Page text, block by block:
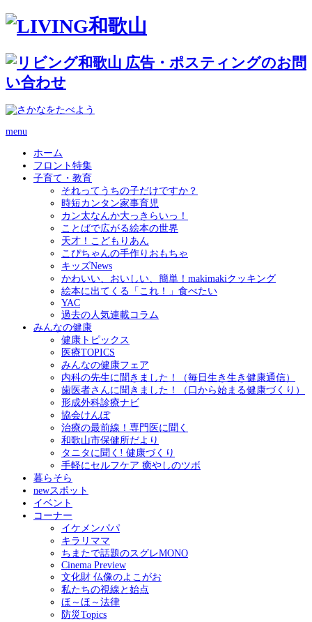
menu
ホーム
フロント特集
子育て・教育
それってうちの子だけですか？
時短カンタン家事育児
カン太なんか大っきらいっ！
ことばで広がる絵本の世界
天才！こどもりあん
こぴちゃんの手作りおもちゃ
キッズNews
かわいい、おいしい、簡単！makimakiクッキング
絵本に出てくる「これ！」食べたい
YAC
過去の人気連載コラム
みんなの健康
健康トピックス
医療TOPICS
みんなの健康フェア
内科の先生に聞きました！（毎日生き生き健康通信）
歯医者さんに聞きました！（口から始まる健康づくり）
形成外科診療ナビ
協会けんぽ
治療の最前線！専門医に聞く
和歌山市保健所だより
タニタに聞く! 健康づくり
手軽にセルフケア 癒やしのツボ
暮らそら
newスポット
イベント
コーナー
イケメンパパ
キラリママ
ちまたで話題のスグレMONO
Cinema Preview
文化財 仏像のよこがお
私たちの視線と始点
ほ～ほ～法律
防災Topics